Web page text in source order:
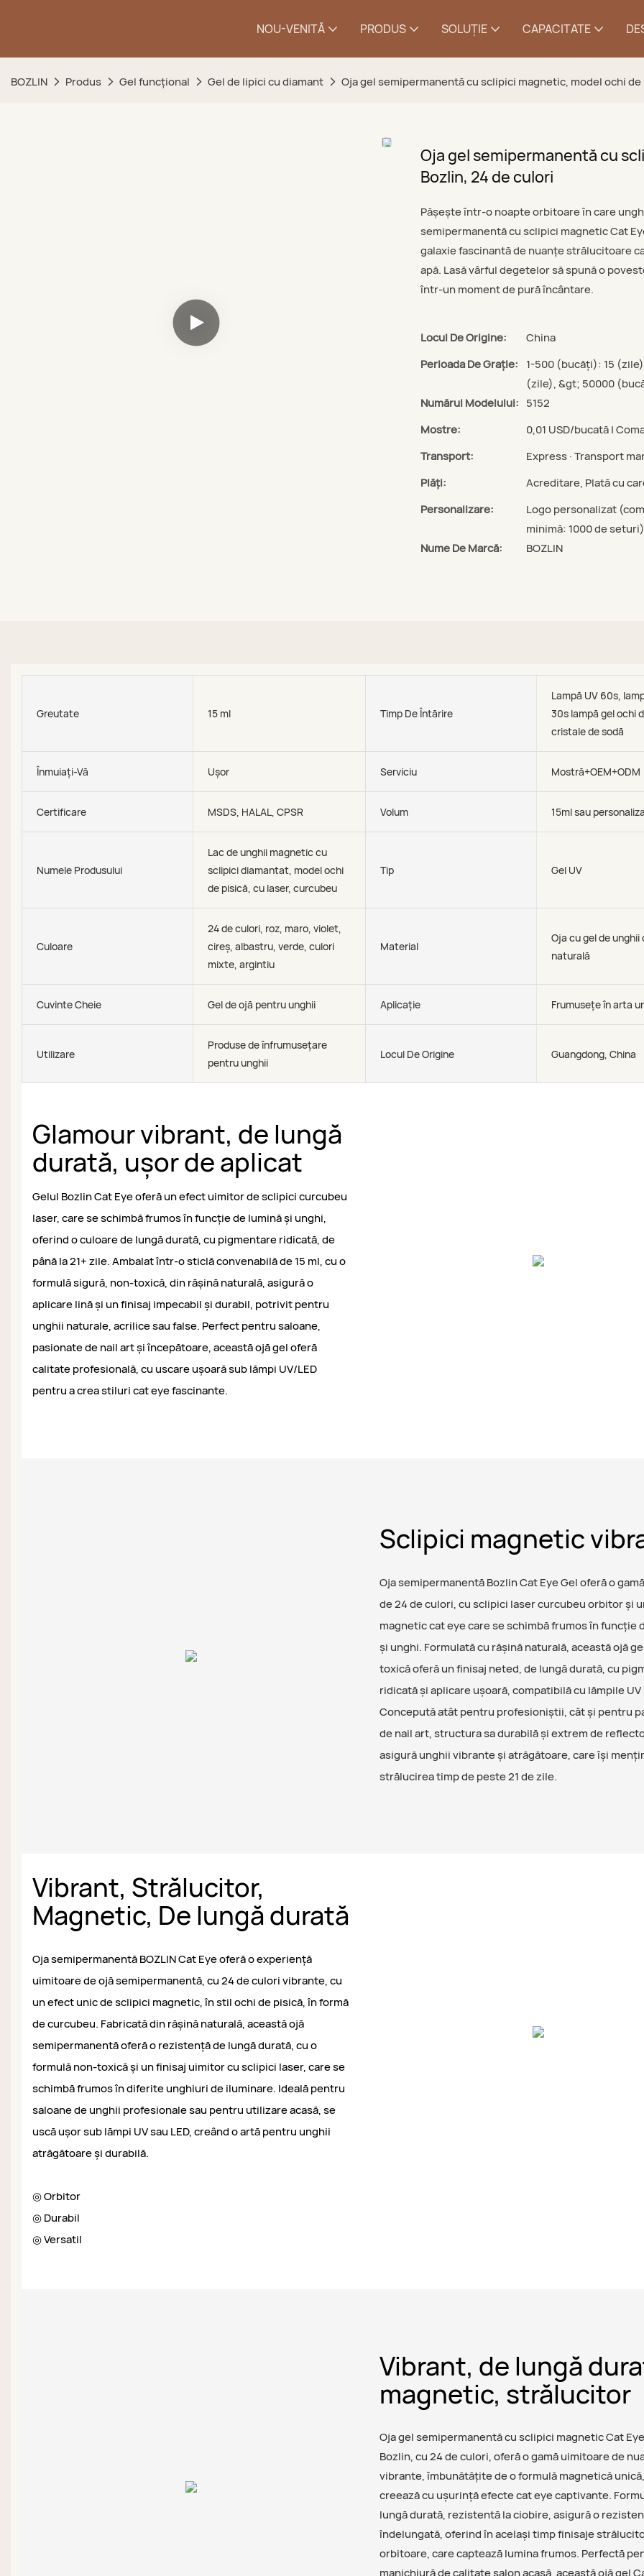
NOU-VENITĂ PRODUS SOLUŢIE CAPACITATE
BOZLIN Produs Gel funcțional Gel de lipici cu diamant Oja gel semipermanentă cu sclipici magnetic, model ochi
Oja gel semipermanentă cu
Bozlin, 24 de culori
Pășește într-o noapte orbitoare în care
semipermanentă cu sclipici magnetic Cat
galaxie fascinantă de nuanțe strălucitoare
apă. Lasă vârful degetelor să spună o
într-un moment de pură încântare.
Locul De Origine:
China
Perioada De Graţie:
1-500 (bucăți): 15
(zile), &gt; 50000
Numărul Modelului: 5152
Mostre:
0,01 USD/bucată |
Transport:
Express · Transport
Plăți:
Acreditare, Plată cu
Personalizare:
Logo personalizat
minimă: 1000 de
Nume De Marcă:
BOZLIN
Greutate 15 ml Timp De Întărire
Lampă UV 60s,
30s lampă gel ochi
cristale de sodă
Înmuiați-Vă Ușor Serviciu Mostră+OEM+ODM
Certificare MSDS, HALAL, CPSR Volum 15ml sau
Numele Produsului
Lac de unghii magnetic cu
sclipici diamantat, model ochi
de pisică, cu laser, curcubeu
Tip Gel UV
Culoare
24 de culori, roz, maro, violet,
cireș, albastru, verde, culori
mixte, argintiu
Material
Oja cu gel de unghii
naturală
Cuvinte Cheie Gel de ojă pentru unghii Aplicație Frumusețe în arta
Utilizare
Produse de înfrumusețare
pentru unghii
Locul De Origine Guangdong, China
Glamour vibrant, de lungă
durată, ușor de aplicat
Gelul Bozlin Cat Eye oferă un efect uimitor de sclipici curcubeu
laser, care se schimbă frumos în funcție de lumină și unghi,
oferind o culoare de lungă durată, cu pigmentare ridicată, de
până la 21+ zile. Ambalat într-o sticlă convenabilă de 15 ml, cu o
formulă sigură, non-toxică, din rășină naturală, asigură o
aplicare lină și un finisaj impecabil și durabil, potrivit pentru
unghii naturale, acrilice sau false. Perfect pentru saloane,
pasionate de nail art și începătoare, această ojă gel oferă
calitate profesională, cu uscare ușoară sub lămpi UV/LED
pentru a crea stiluri cat eye fascinante.
Sclipici magnetic
Oja semipermanentă Bozlin Cat Eye Gel oferă o
de 24 de culori, cu sclipici laser curcubeu orbitor și
magnetic cat eye care se schimbă frumos în funcție
și unghi. Formulată cu rășină naturală, această ojă
toxică oferă un finisaj neted, de lungă durată, cu
ridicată și aplicare ușoară, compatibilă cu lămpile UV
Concepută atât pentru profesioniștii, cât și pentru
de nail art, structura sa durabilă și extrem de
asigură unghii vibrante și atrăgătoare, care își
strălucirea timp de peste 21 de zile.
Vibrant, Strălucitor,
Magnetic, De lungă durată
Oja semipermanentă BOZLIN Cat Eye oferă o experiență
uimitoare de ojă semipermanentă, cu 24 de culori vibrante, cu
un efect unic de sclipici magnetic, în stil ochi de pisică, în formă
de curcubeu. Fabricată din rășină naturală, această ojă
semipermanentă oferă o rezistență de lungă durată, cu o
formulă non-toxică și un finisaj uimitor cu sclipici laser, care se
schimbă frumos în diferite unghiuri de iluminare. Ideală pentru
saloane de unghii profesionale sau pentru utilizare acasă, se
uscă ușor sub lămpi UV sau LED, creând o artă pentru unghii
atrăgătoare și durabilă.
◎ Orbitor
◎ Durabil
◎ Versatil
Vibrant, de lungă
magnetic, strălucitor
Oja gel semipermanentă cu sclipici magnetic Cat
Bozlin, cu 24 de culori, oferă o gamă uimitoare de
vibrante, îmbunătățite de o formulă magnetică
creează cu ușurință efecte cat eye captivante.
lungă durată, rezistentă la ciobire, asigură o
îndelungată, oferind în același timp finisaje
orbitoare, care captează lumina frumos. Perfectă
manichiură de calitate salon acasă, această ojă gel